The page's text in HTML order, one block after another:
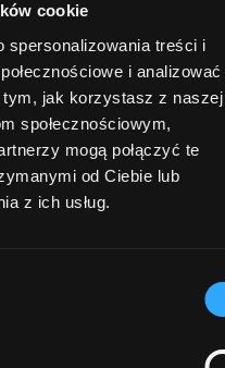
cookie
spersonalizowania treści i
i
jak korzystasz z naszej
społecznościowym,
mogą połączyć te
od Ciebie lub
z ich usług.
McCormick
chroni
wartość
Twojego
ciągnika
oraz
zapewnia